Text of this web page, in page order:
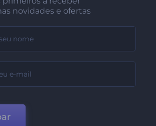
novidades e ofertas